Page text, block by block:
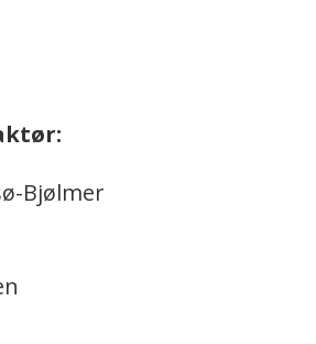
Bjølmer